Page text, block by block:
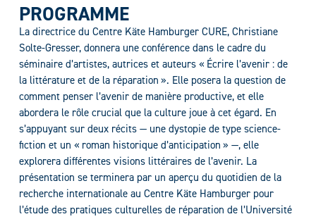
PROGRAMME
La directrice du Centre Käte Hamburger CURE, Christiane
Solte-Gresser, donnera une conférence dans le cadre du
séminaire d’artistes, autrices et auteurs « Écrire l’avenir : de
la littérature et de la réparation ». Elle posera la question de
comment penser l’avenir de manière productive, et elle
abordera le rôle crucial que la culture joue à cet égard. En
s’appuyant sur deux récits — une dystopie de type science-
fiction et un « roman historique d’anticipation » —, elle
explorera différentes visions littéraires de l’avenir. La
présentation se terminera par un aperçu du quotidien de la
recherche internationale au Centre Käte Hamburger pour
l’étude des pratiques culturelles de réparation de l’Université